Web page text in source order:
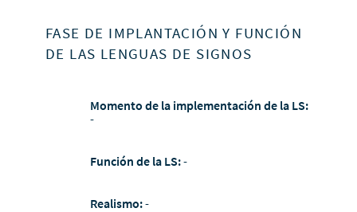
FASE DE IMPLANTACIÓN Y FUNCIÓN
DE LAS LENGUAS DE SIGNOS
Momento de la implementación de la LS:
-
Función de la LS:-
Realismo:-